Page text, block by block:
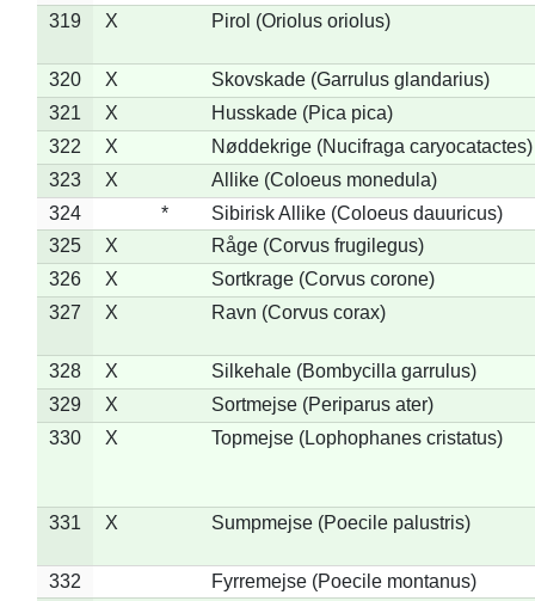
319
X Pirol (Oriolus oriolus)
320 X
Skovskade (Garrulus glandarius)
321
X
Husskade (Pica pica)
322
X
Nøddekrige (Nucifraga caryocatactes)
323
X
Allike (Coloeus monedula)
324
*
Sibirisk Allike (Coloeus dauuricus)
325
X
Råge (Corvus frugilegus)
326
X
Sortkrage (Corvus corone)
327
X Ravn (Corvus corax)
328 X
Silkehale (Bombycilla garrulus)
329
X
Sortmejse (Periparus ater)
330
X Topmejse (Lophophanes cristatus)
331 X Sumpmejse (Poecile palustris)
332
Fyrremejse (Poecile montanus)